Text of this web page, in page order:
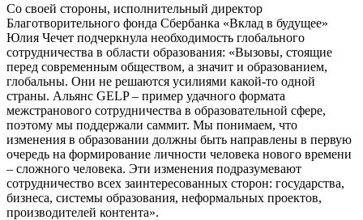
Со своей стороны, исполнительный директор
Благотворительного фонда Сбербанка «Вклад в будущее»
Юлия Чечет подчеркнула необходимость глобального
сотрудничества в области образования: «Вызовы, стоящие
перед современным обществом, а значит и образованием,
глобальны. Они не решаются усилиями какой-то одной
страны. Альянс GELP – пример удачного формата
межстранового сотрудничества в образовательной сфере,
поэтому мы поддержали саммит. Мы понимаем, что
изменения в образовании должны быть направлены в первую
очередь на формирование личности человека нового времени
– сложного человека. Эти изменения подразумевают
сотрудничество всех заинтересованных сторон: государства,
бизнеса, системы образования, неформальных проектов,
производителей контента».